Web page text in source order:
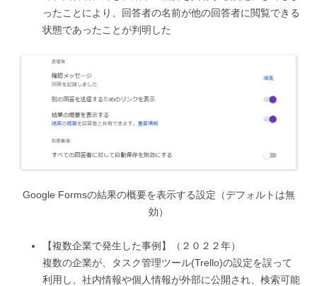
ったことにより、回答者の名前が他の回答者に閲覧できる
状態であったことが判明した
Google Formsの結果の概要を表示する設定（デフォルトは無
効）
【複数企業で発生した事例】（２０２２年）
複数の企業が、タスク管理ツール(Trello)の設定を誤って
利用し、社内情報や個人情報が外部に公開され、検索可能